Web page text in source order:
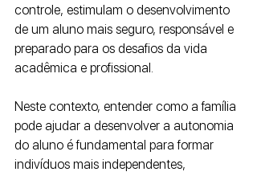
controle, estimulam o desenvolvimento
de um aluno mais seguro, responsável e
preparado para os desafios da vida
acadêmica e profissional.
Neste contexto, entender como a família
pode ajudar a desenvolver a autonomia
do aluno é fundamental para formar
indivíduos mais independentes,